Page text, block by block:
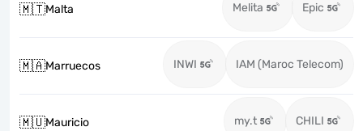
🇲🇹Malta Melita Epic
🇲🇦Marruecos INWI IAM (Maroc Telecom)
🇲🇺Mauricio my.t CHILI